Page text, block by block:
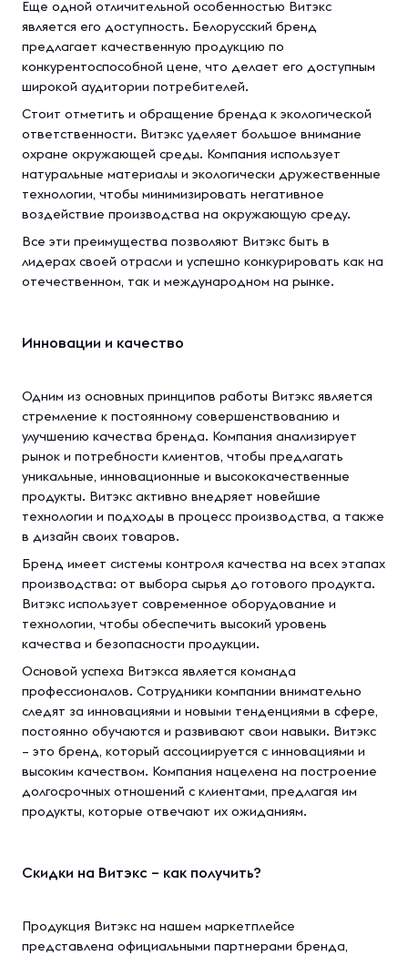
Еще одной отличительной особенностью Витэкс
является его доступность. Белорусский бренд
предлагает качественную продукцию по
конкурентоспособной цене, что делает его доступным
широкой аудитории потребителей.
Стоит отметить и обращение бренда к экологической
ответственности. Витэкс уделяет большое внимание
охране окружающей среды. Компания использует
натуральные материалы и экологически дружественные
технологии, чтобы минимизировать негативное
воздействие производства на окружающую среду.
Все эти преимущества позволяют Витэкс быть в
лидерах своей отрасли и успешно конкурировать как на
отечественном, так и международном на рынке.
Инновации и качество
Одним из основных принципов работы Витэкс является
стремление к постоянному совершенствованию и
улучшению качества бренда. Компания анализирует
рынок и потребности клиентов, чтобы предлагать
уникальные, инновационные и высококачественные
продукты. Витэкс активно внедряет новейшие
технологии и подходы в процесс производства, а также
в дизайн своих товаров.
Бренд имеет системы контроля качества на всех этапах
производства: от выбора сырья до готового продукта.
Витэкс использует современное оборудование и
технологии, чтобы обеспечить высокий уровень
качества и безопасности продукции.
Основой успеха Витэкса является команда
профессионалов. Сотрудники компании внимательно
следят за инновациями и новыми тенденциями в сфере,
постоянно обучаются и развивают свои навыки. Витэкс
– это бренд, который ассоциируется с инновациями и
высоким качеством. Компания нацелена на построение
долгосрочных отношений с клиентами, предлагая им
продукты, которые отвечают их ожиданиям.
Скидки на Витэкс – как получить?
Продукция Витэкс на нашем маркетплейсе
представлена официальными партнерами бренда,